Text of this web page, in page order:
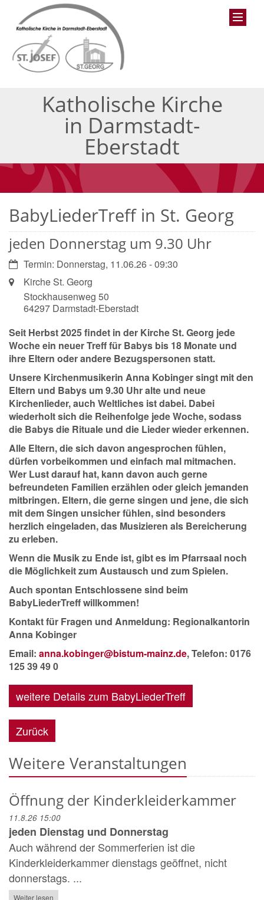
Katholische Kirche
in Darmstadt-
Eberstadt
BabyLiederTreff in St. Georg
jeden Donnerstag um 9.30 Uhr
Datum:Termin: Donnerstag, 11.06.26 - 09:30
Ort: Kirche St. Georg
Stockhausenweg 50
64297 Darmstadt-Eberstadt
Seit Herbst 2025 findet in der Kirche St. Georg jede
Woche ein neuer Treff für Babys bis 18 Monate und
ihre Eltern oder andere Bezugspersonen statt.
Unsere Kirchenmusikerin Anna Kobinger singt mit den
Eltern und Babys um 9.30 Uhr alte und neue
Kirchenlieder, auch Weltliches ist dabei. Dabei
wiederholt sich die Reihenfolge jede Woche, sodass
die Babys die Rituale und die Lieder wieder erkennen.
Alle Eltern, die sich davon angesprochen fühlen,
dürfen vorbeikommen und einfach mal mitmachen.
Wer Lust darauf hat, kann davon auch gerne
befreundeten Familien erzählen oder gleich jemanden
mitbringen. Eltern, die gerne singen und jene, die sich
mit dem Singen unsicher fühlen, sind besonders
herzlich eingeladen, das Musizieren als Bereicherung
zu erleben.
Wenn die Musik zu Ende ist, gibt es im Pfarrsaal noch
die Möglichkeit zum Austausch und zum Spielen.
Auch spontan Entschlossene sind beim
BabyLiederTreff willkommen!
Kontakt für Fragen und Anmeldung: Regionalkantorin
Anna Kobinger
Email: anna.kobinger@bistum-mainz.de, Telefon: 0176
125 39 49 0
weitere Details zum BabyLiederTreff
Zurück
Weitere Veranstaltungen
Öffnung der Kinderkleiderkammer
11.8.26 15:00
jeden Dienstag und Donnerstag
Auch während der Sommerferien ist die
Kinderkleiderkammer dienstags geöffnet, nicht
donnerstags. ...
Weiter lesen